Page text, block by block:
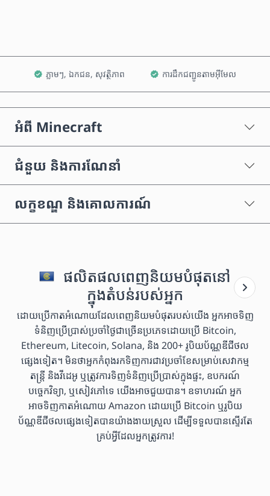
ភ្លាមៗ, ឯកជន, សុវត្ថិភាព ការដឹកជញ្ជូនតាមអ៊ីមែល
អំពី Minecraft
ជំនួយ និងការណែនាំ
លក្ខខណ្ឌ និងគោលការណ៍
ផលិតផលពេញនិយមបំផុតនៅ
ក្នុងតំបន់របស់អ្នក
ដោយប្រើកាតអំណោយដែលពេញនិយមបំផុតរបស់យើង អ្នកអាចទិញ
ទំនិញប្រើប្រាស់ប្រចាំថ្ងៃជាច្រើនប្រភេទដោយប្រើ Bitcoin,
Ethereum, Litecoin, Solana, និង 200+ រូបិយប័ណ្ណឌីជីថល
ផ្សេងទៀត។ មិនថាអ្នកកំពុងរកទិញការជាវប្រចាំខែសម្រាប់សេវាកម្ម
តន្ត្រី និងវីដេអូ ឬត្រូវការទិញទំនិញប្រើប្រាស់ក្នុងផ្ទះ, ឧបករណ៍
បច្ចេកវិទ្យា, ឬសៀវភៅទេ យើងអាចជួយបាន។ ឧទាហរណ៍ អ្នក
អាចទិញកាតអំណោយ Amazon ដោយប្រើ Bitcoin ឬរូបិយ
ប័ណ្ណឌីជីថលផ្សេងទៀតបានយ៉ាងងាយស្រួល ដើម្បីទទួលបានស្ទើរតែ
គ្រប់អ្វីដែលអ្នកត្រូវការ!